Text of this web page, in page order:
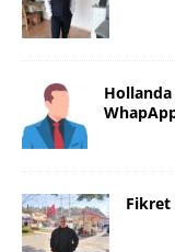
Hollanda
Fikret